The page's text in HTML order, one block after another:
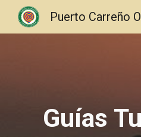
Puerto Carreño
Guías